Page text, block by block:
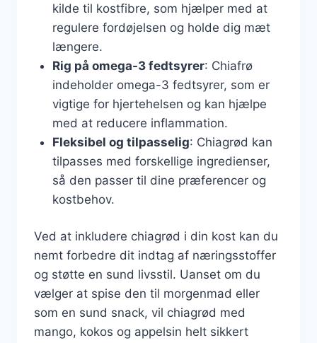
kilde til kostfibre, som hjælper med at
regulere fordøjelsen og holde dig mæt
længere.
Rig på omega-3 fedtsyrer: Chiafrø
indeholder omega-3 fedtsyrer, som er
vigtige for hjertehelsen og kan hjælpe
med at reducere inflammation.
Fleksibel og tilpasselig: Chiagrød kan
tilpasses med forskellige ingredienser,
så den passer til dine præferencer og
kostbehov.
Ved at inkludere chiagrød i din kost kan du
nemt forbedre dit indtag af næringsstoffer
og støtte en sund livsstil. Uanset om du
vælger at spise den til morgenmad eller
som en sund snack, vil chiagrød med
mango, kokos og appelsin helt sikkert